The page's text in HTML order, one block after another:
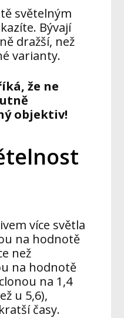
světelným
Bývají
dražší, než
varianty.
že ne
objektiv!
více světla
na hodnotě
než
na hodnotě
na 1,4
u 5,6),
časy.